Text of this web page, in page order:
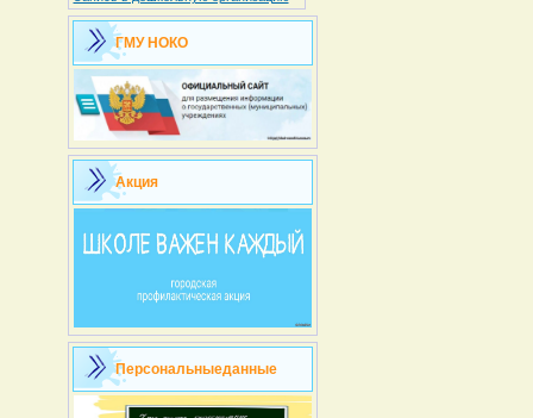
ГМУ НОКО
Акция
Персональныеданные